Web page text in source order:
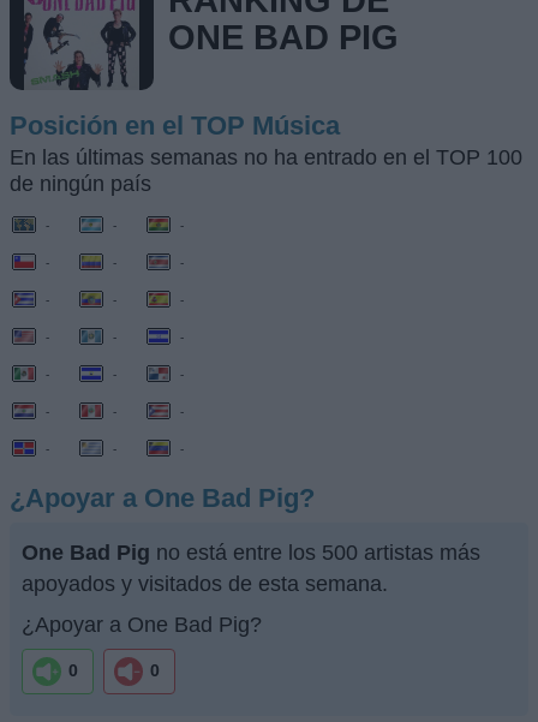
ONE BAD PIG
Posición en el TOP Música
En las últimas semanas no ha entrado en el TOP 100
de ningún país
- - -
- - -
- - -
- - -
- - -
- - -
- - -
¿Apoyar a One Bad Pig?
One Bad Pig no está entre los 500 artistas más
apoyados y visitados de esta semana.
¿Apoyar a One Bad Pig?
0 0